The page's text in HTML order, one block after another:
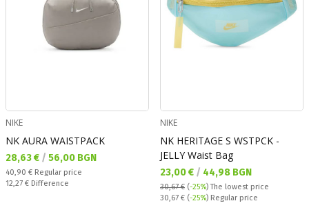
NIKE
NK AURA WAISTPACK
Текуща цена:
28,63 € / 56,00 BGN
Regular price:
40,90 € Regular price
Спестявате:
12,27 € Difference
NIKE
NK HERITAGE S WSTPCK -
JELLY Waist Bag
Текуща цена:
23,00 € / 44,98 BGN
30,67 € (-25%)The lowest price
Regular price:
30,67 € (-25%) Regular price